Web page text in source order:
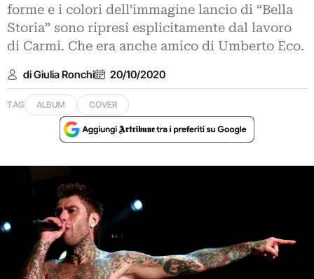
forme e i colori dell’immagine lancio di “Bella
Storia” sono ripresi esplicitamente dal lavoro
di Carmi. Che era anche amico di Umberto Eco.
di Giulia Ronchi 20/10/2020
TAG ALBUM COVER